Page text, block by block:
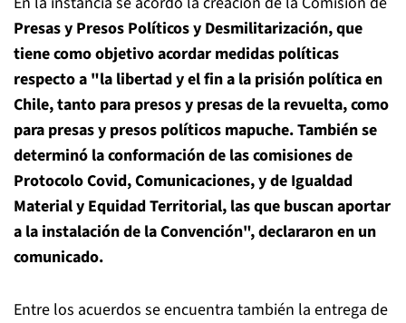
Presas y Presos Políticos y Desmilitarización, que
tiene como objetivo acordar medidas políticas
respecto a "la libertad y el fin a la prisión política en
Chile, tanto para presos y presas de la revuelta, como
para presas y presos políticos mapuche. También se
determinó la conformación de las comisiones de
Protocolo Covid, Comunicaciones, y de Igualdad
Material y Equidad Territorial, las que buscan aportar
a la instalación de la Convención", declararon en un
comunicado.
Entre los acuerdos se encuentra también la entrega de